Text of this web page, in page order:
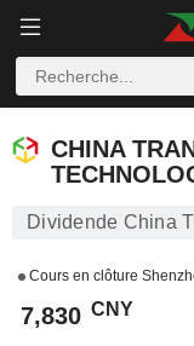
CHINA
Dividende China
Cours en clôture
7,830 CNY